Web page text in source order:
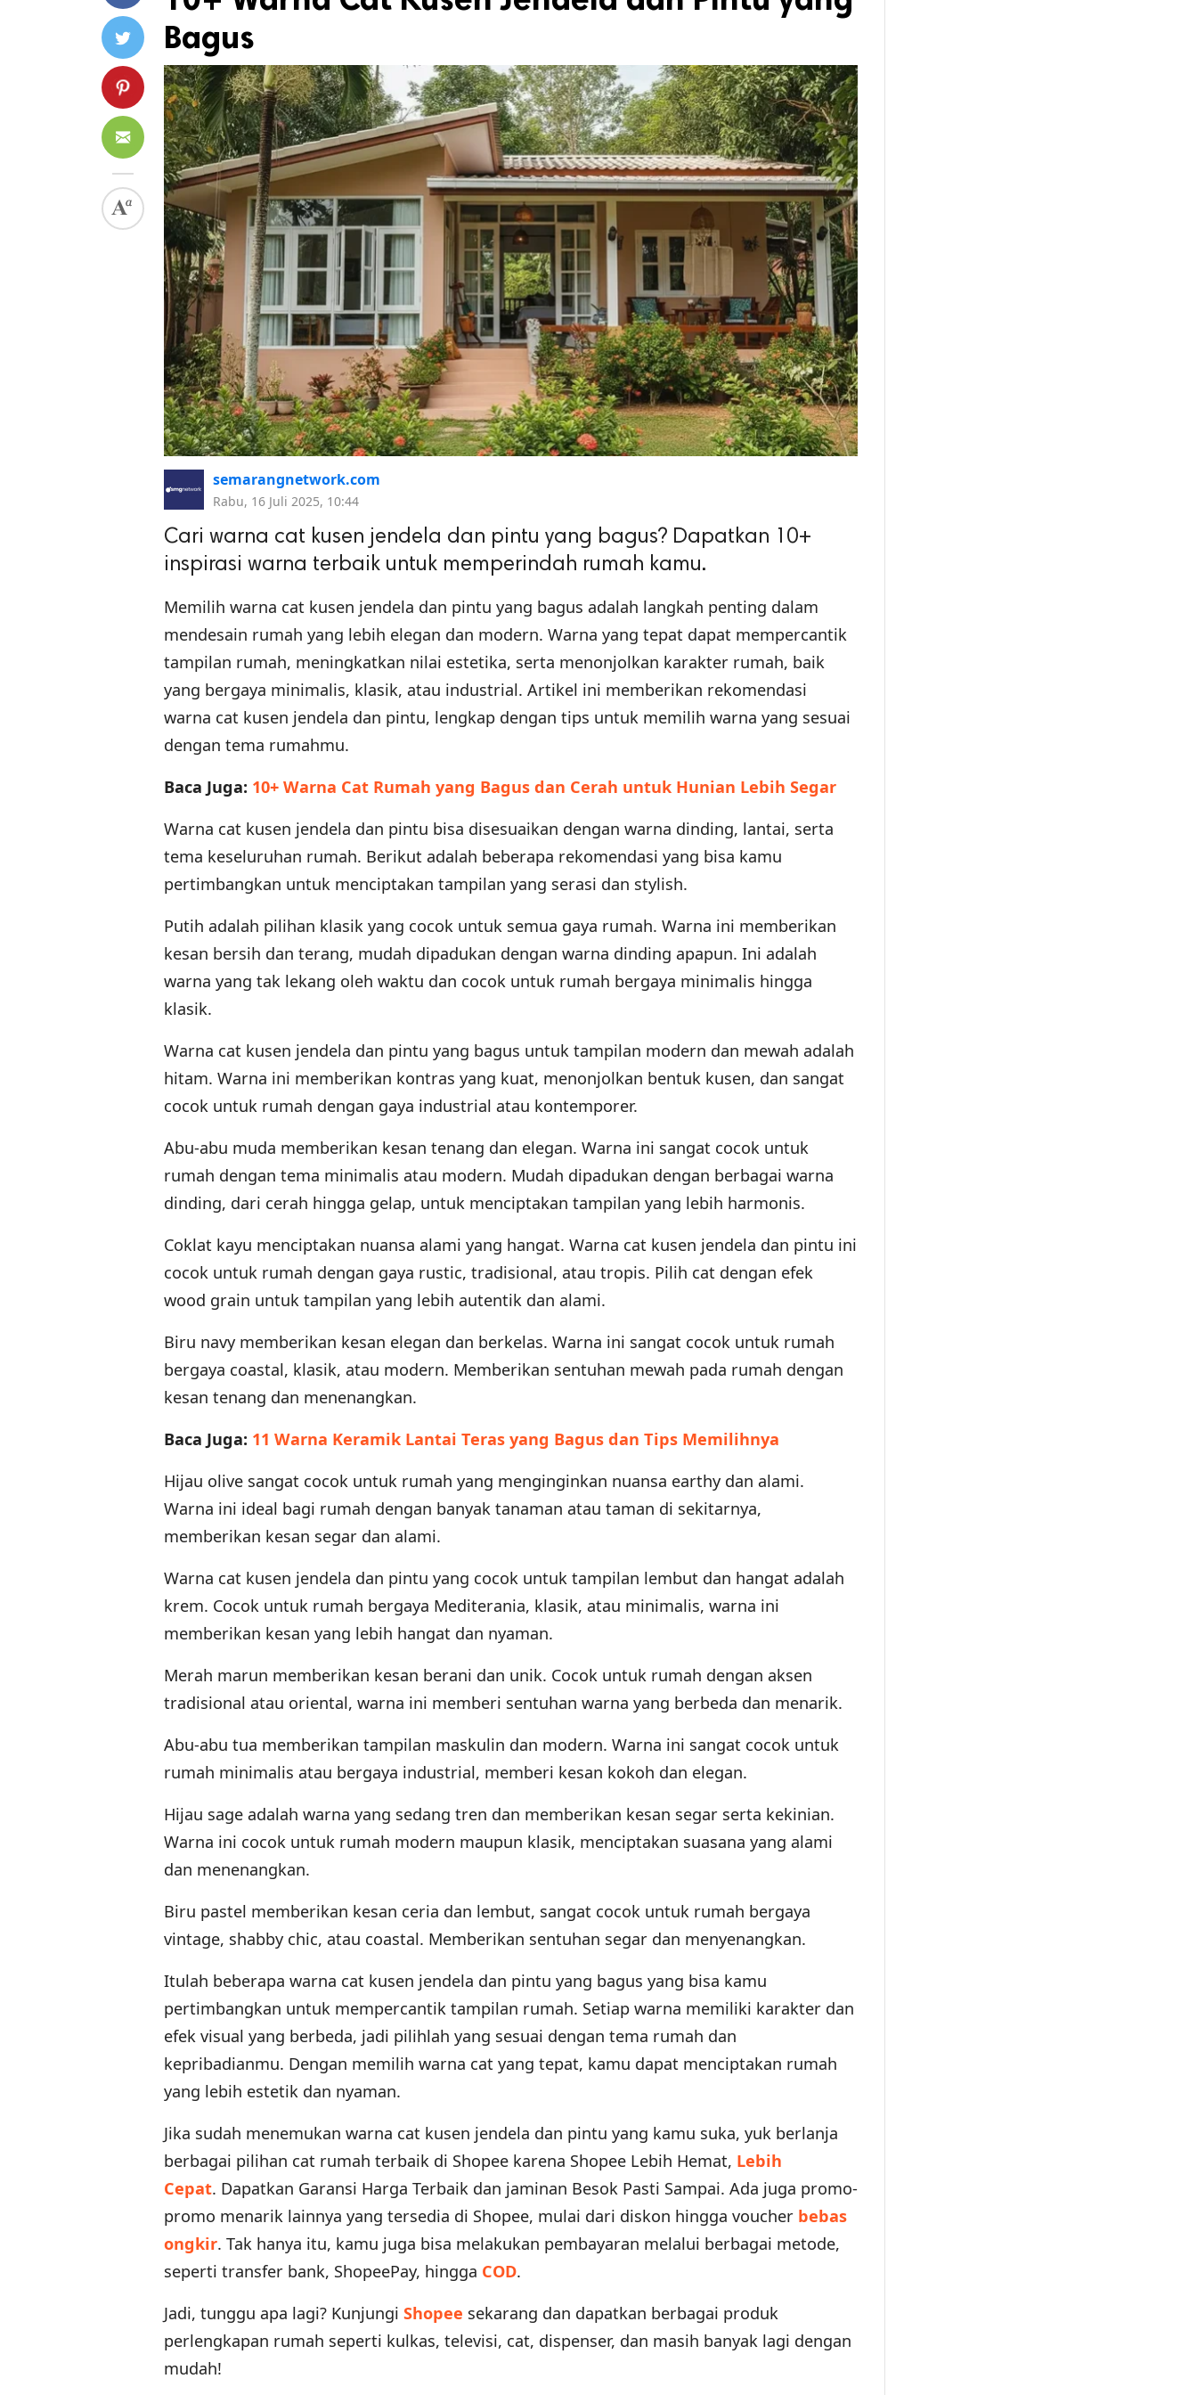
Bagus
semarangnetwork.com
Rabu, 16 Juli 2025, 10:44
Cari warna cat kusen jendela dan pintu yang bagus? Dapatkan 10+
inspirasi warna terbaik untuk memperindah rumah kamu.
Memilih warna cat kusen jendela dan pintu yang bagus adalah langkah penting dalam
mendesain rumah yang lebih elegan dan modern. Warna yang tepat dapat mempercantik
tampilan rumah, meningkatkan nilai estetika, serta menonjolkan karakter rumah, baik
yang bergaya minimalis, klasik, atau industrial. Artikel ini memberikan rekomendasi
warna cat kusen jendela dan pintu, lengkap dengan tips untuk memilih warna yang sesuai
dengan tema rumahmu.
Baca Juga: 10+ Warna Cat Rumah yang Bagus dan Cerah untuk Hunian Lebih Segar
Warna cat kusen jendela dan pintu bisa disesuaikan dengan warna dinding, lantai, serta
tema keseluruhan rumah. Berikut adalah beberapa rekomendasi yang bisa kamu
pertimbangkan untuk menciptakan tampilan yang serasi dan stylish.
Putih adalah pilihan klasik yang cocok untuk semua gaya rumah. Warna ini memberikan
kesan bersih dan terang, mudah dipadukan dengan warna dinding apapun. Ini adalah
warna yang tak lekang oleh waktu dan cocok untuk rumah bergaya minimalis hingga
klasik.
Warna cat kusen jendela dan pintu yang bagus untuk tampilan modern dan mewah adalah
hitam. Warna ini memberikan kontras yang kuat, menonjolkan bentuk kusen, dan sangat
cocok untuk rumah dengan gaya industrial atau kontemporer.
Abu-abu muda memberikan kesan tenang dan elegan. Warna ini sangat cocok untuk
rumah dengan tema minimalis atau modern. Mudah dipadukan dengan berbagai warna
dinding, dari cerah hingga gelap, untuk menciptakan tampilan yang lebih harmonis.
Coklat kayu menciptakan nuansa alami yang hangat. Warna cat kusen jendela dan pintu ini
cocok untuk rumah dengan gaya rustic, tradisional, atau tropis. Pilih cat dengan efek
wood grain untuk tampilan yang lebih autentik dan alami.
Biru navy memberikan kesan elegan dan berkelas. Warna ini sangat cocok untuk rumah
bergaya coastal, klasik, atau modern. Memberikan sentuhan mewah pada rumah dengan
kesan tenang dan menenangkan.
Baca Juga: 11 Warna Keramik Lantai Teras yang Bagus dan Tips Memilihnya
Hijau olive sangat cocok untuk rumah yang menginginkan nuansa earthy dan alami.
Warna ini ideal bagi rumah dengan banyak tanaman atau taman di sekitarnya,
memberikan kesan segar dan alami.
Warna cat kusen jendela dan pintu yang cocok untuk tampilan lembut dan hangat adalah
krem. Cocok untuk rumah bergaya Mediterania, klasik, atau minimalis, warna ini
memberikan kesan yang lebih hangat dan nyaman.
Merah marun memberikan kesan berani dan unik. Cocok untuk rumah dengan aksen
tradisional atau oriental, warna ini memberi sentuhan warna yang berbeda dan menarik.
Abu-abu tua memberikan tampilan maskulin dan modern. Warna ini sangat cocok untuk
rumah minimalis atau bergaya industrial, memberi kesan kokoh dan elegan.
Hijau sage adalah warna yang sedang tren dan memberikan kesan segar serta kekinian.
Warna ini cocok untuk rumah modern maupun klasik, menciptakan suasana yang alami
dan menenangkan.
Biru pastel memberikan kesan ceria dan lembut, sangat cocok untuk rumah bergaya
vintage, shabby chic, atau coastal. Memberikan sentuhan segar dan menyenangkan.
Itulah beberapa warna cat kusen jendela dan pintu yang bagus yang bisa kamu
pertimbangkan untuk mempercantik tampilan rumah. Setiap warna memiliki karakter dan
efek visual yang berbeda, jadi pilihlah yang sesuai dengan tema rumah dan
kepribadianmu. Dengan memilih warna cat yang tepat, kamu dapat menciptakan rumah
yang lebih estetik dan nyaman.
Jika sudah menemukan warna cat kusen jendela dan pintu yang kamu suka, yuk berlanja
berbagai pilihan cat rumah terbaik di Shopee karena Shopee Lebih Hemat, Lebih
Cepat. Dapatkan Garansi Harga Terbaik dan jaminan Besok Pasti Sampai. Ada juga promo-
promo menarik lainnya yang tersedia di Shopee, mulai dari diskon hingga voucher bebas
ongkir. Tak hanya itu, kamu juga bisa melakukan pembayaran melalui berbagai metode,
seperti transfer bank, ShopeePay, hingga COD.
Jadi, tunggu apa lagi? Kunjungi Shopee sekarang dan dapatkan berbagai produk
perlengkapan rumah seperti kulkas, televisi, cat, dispenser, dan masih banyak lagi dengan
mudah!